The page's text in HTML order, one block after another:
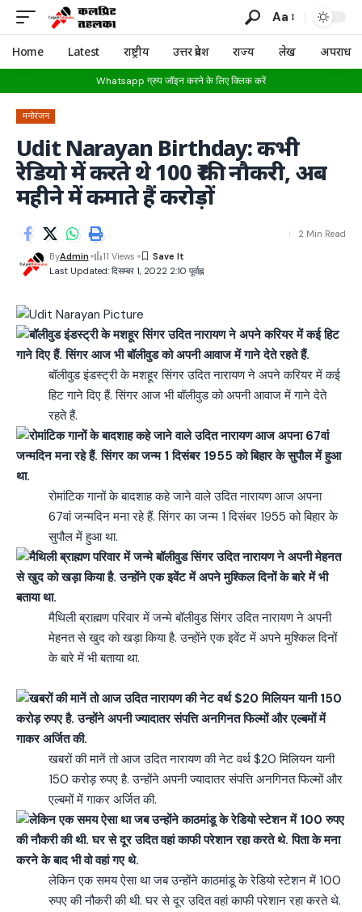
Aa
Home Latest राष्ट्रीय उत्तर प्रदेश राज्य लेख अपराध
Whatsapp ग्रुप जॉइन करने के लिए क्लिक करें
मनोरंजन
Udit Narayan Birthday: कभी
रेडियो में करते थे 100 ₹ की नौकरी, अब
महीने में कमाते हैं करोड़ों
Last Updated: दिसम्बर 1, 2022 2:10 पूर्वाह्न
ByAdmin 11 Views
2 Min Read
बॉलीवुड इंडस्ट्री के मशहूर सिंगर उदित नारायण ने अपने करियर में कई
हिट गाने दिए हैं. सिंगर आज भी बॉलीवुड को अपनी आवाज में गाने देते
रहते हैं.
रोमांटिक गानों के बादशाह कहे जाने वाले उदित नारायण आज अपना
67वां जन्मदिन मना रहे हैं. सिंगर का जन्म 1 दिसंबर 1955 को बिहार के
सुपौल में हुआ था.
मैथिली ब्राह्मण परिवार में जन्मे बॉलीवुड सिंगर उदित नारायण ने अपनी
मेहनत से खुद को खड़ा किया है. उन्होंने एक इवेंट में अपने मुश्किल दिनों
के बारे में भी बताया था.
खबरों की मानें तो आज उदित नारायण की नेट वर्थ $20 मिलियन यानी
150 करोड़ रुपए है. उन्होंने अपनी ज्यादातर संपत्ति अनगिनत फिल्मों और
एल्बमों में गाकर अर्जित की.
लेकिन एक समय ऐसा था जब उन्होंने काठमांडू के रेड‍ियो स्टेशन में 100
रुपए की नौकरी की थी. घर से दूर उदित वहां काफी परेशान रहा करते थे.